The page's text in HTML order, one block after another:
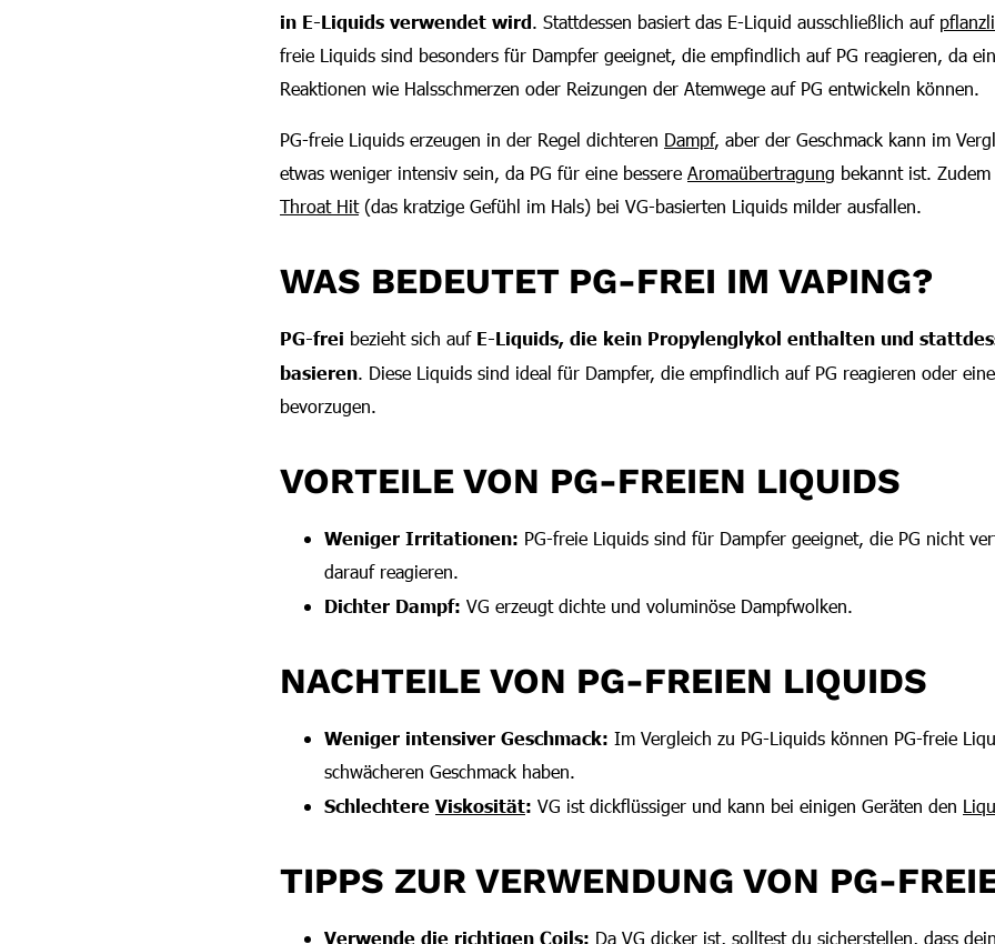
in E-Liquids verwendet wird. Stattdessen basiert das E-Liquid ausschließlich auf
freie Liquids sind besonders für Dampfer geeignet, die empfindlich auf PG reagieren, da
Reaktionen wie Halsschmerzen oder Reizungen der Atemwege auf PG entwickeln können.
PG-freie Liquids erzeugen in der Regel dichteren Dampf, aber der Geschmack kann im
etwas weniger intensiv sein, da PG für eine bessere Aromaübertragung bekannt ist.
Throat Hit(das kratzige Gefühl im Hals) bei VG-basierten Liquids milder ausfallen.
WAS BEDEUTET PG-FREI IM VAPING?
PG-frei bezieht sich auf E-Liquids, die kein Propylenglykol enthalten und
basieren. Diese Liquids sind ideal für Dampfer, die empfindlich auf PG reagieren oder
bevorzugen.
VORTEILE VON PG-FREIEN LIQUIDS
Weniger Irritationen: PG-freie Liquids sind für Dampfer geeignet, die PG nicht
darauf reagieren.
Dichter Dampf: VG erzeugt dichte und voluminöse Dampfwolken.
NACHTEILE VON PG-FREIEN LIQUIDS
Weniger intensiver Geschmack: Im Vergleich zu PG-Liquids können PG-freie
schwächeren Geschmack haben.
Schlechtere Viskosität: VG ist dickflüssiger und kann bei einigen Geräten den
TIPPS ZUR VERWENDUNG VON PG-
Verwende die richtigen Coils: Da VG dicker ist, solltest du sicherstellen, dass